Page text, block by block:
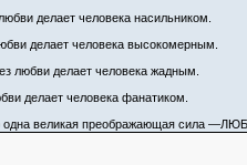
делает человека насильником.
делает человека высокомерным.
любви делает человека жадным.
делает человека фанатиком.
одна великая преображающая сила